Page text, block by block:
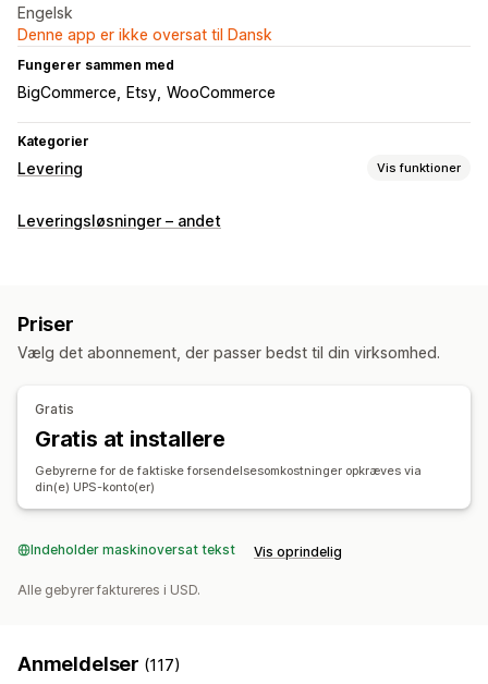
Engelsk
Denne app er ikke oversat til Dansk
Fungerer sammen med
BigCommerce Etsy WooCommerce
Kategorier
Levering Vis funktioner
Labels og emballage
Administration af forsendelser
Ordresynkronisering
Sporing i realtid
Ordreopdateringer
Leveringsløsninger – andet
Priser
Vælg det abonnement, der passer bedst til din virksomhed.
Gratis
Gratis at installere
Gebyrerne for de faktiske forsendelsesomkostninger opkræves via
din(e) UPS-konto(er)
Indeholder maskinoversat tekst Vis oprindelig
Alle gebyrer faktureres i USD.
Anmeldelser (117)